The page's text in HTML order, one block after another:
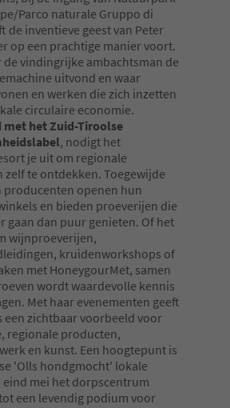
Parco naturale Gruppo di
de inventieve geest van Peter
op een prachtige manier voort.
de vindingrijke ambachtsman de
uitvond en waar
en werken die zich inzetten
circulaire economie.
met het Zuid-Tiroolse
, nodigt het
je uit om regionale
zelf te ontdekken. Toegewijde
producenten openen hun
en bieden proeverijen die
gaan dan puur genieten. Of het
wijnproeverijen,
kruidenworkshops of
met HoneygourMet, samen
wordt waardevolle kennis
Met haar evenementen geeft
een zichtbaar voorbeeld voor
regionale producten,
en kunst. Een hoogtepunt is
'Olls hondgmocht' lokale
eind mei het dorpscentrum
een levendig podium voor